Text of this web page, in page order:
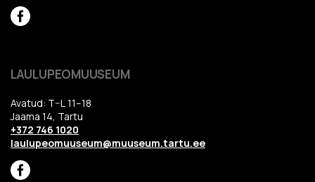
LAULUPEOMUUSEUM
Avatud: T–L 11–18
Jaama 14, Tartu
+372 746 1020
laulupeomuuseum@muuseum.tartu.ee